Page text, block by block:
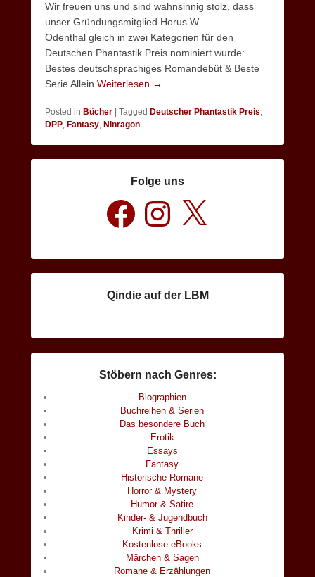
Wir freuen uns und sind wahnsinnig stolz, dass
unser Gründungsmitglied Horus W.
Odenthal gleich in zwei Kategorien für den
Deutschen Phantastik Preis nominiert wurde:
Bestes deutschsprachiges Romandebüt & Beste
Serie Allein Weiterlesen →
Posted in Bücher Tagged Deutscher Phantastik Preis,
DPP, Fantasy, Ninragon
Folge uns
Facebook Instagram
Qindie auf der LBM
Stöbern nach Genres:
Biographien
Buchreihen & Serien
Das besondere Buch
Erotik
Essays
Fantasy
Historische Romane
Horror & Mystery
Humor & Satire
Kinder- & Jugendbuch
Krimi & Thriller
Kostenlose eBooks
Märchen & Sagen
Romane & Erzählungen